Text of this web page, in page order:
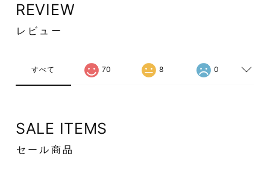
REVIEW
レビュー
すべて 70 8 0
SALE ITEMS
セール商品